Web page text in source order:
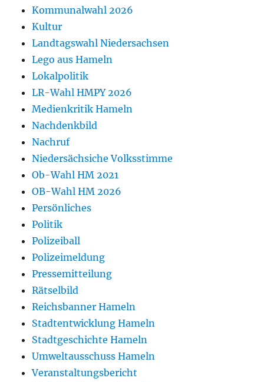
Kommunalwahl 2026
Kultur
Landtagswahl Niedersachsen
Lego aus Hameln
Lokalpolitik
LR-Wahl HMPY 2026
Medienkritik Hameln
Nachdenkbild
Nachruf
Niedersächsiche Volksstimme
Ob-Wahl HM 2021
OB-Wahl HM 2026
Persönliches
Politik
Polizeiball
Polizeimeldung
Pressemitteilung
Rätselbild
Reichsbanner Hameln
Stadtentwicklung Hameln
Stadtgeschichte Hameln
Umweltausschuss Hameln
Veranstaltungsbericht